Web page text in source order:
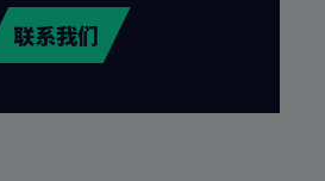
联系我们